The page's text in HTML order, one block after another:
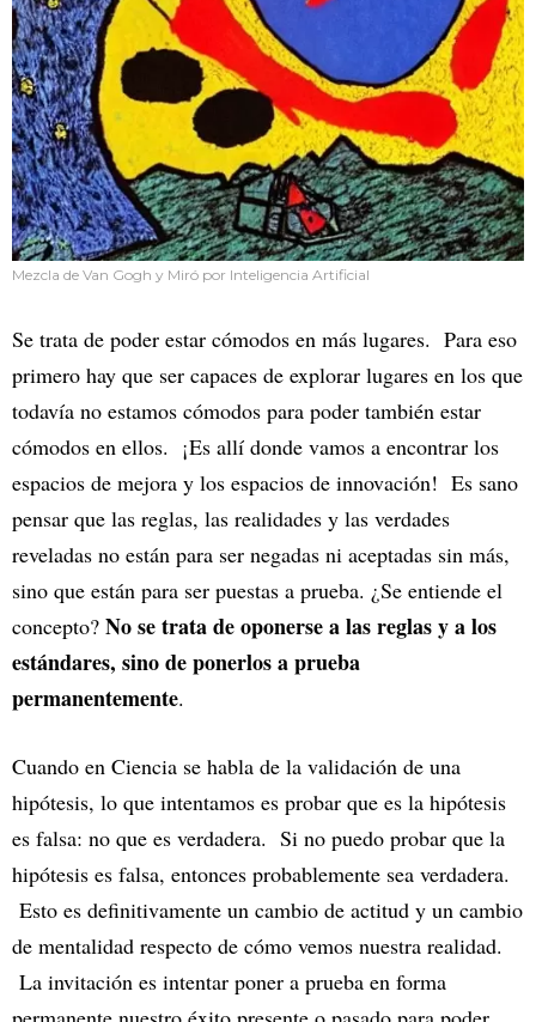
Mezcla de Van Gogh y Miró por Inteligencia Artificial
Se trata de poder estar cómodos en más lugares. Para eso
primero hay que ser capaces de explorar lugares en los que
todavía no estamos cómodos para poder también estar
cómodos en ellos. ¡Es allí donde vamos a encontrar los
espacios de mejora y los espacios de innovación! Es sano
pensar que las reglas, las realidades y las verdades
reveladas no están para ser negadas ni aceptadas sin más,
sino que están para ser puestas a prueba. ¿Se entiende el
concepto? No se trata de oponerse a las reglas y a los
estándares, sino de ponerlos a prueba
permanentemente.
Cuando en Ciencia se habla de la validación de una
hipótesis, lo que intentamos es probar que es la hipótesis
es falsa: no que es verdadera. Si no puedo probar que la
hipótesis es falsa, entonces probablemente sea verdadera.
Esto es definitivamente un cambio de actitud y un cambio
de mentalidad respecto de cómo vemos nuestra realidad.
La invitación es intentar poner a prueba en forma